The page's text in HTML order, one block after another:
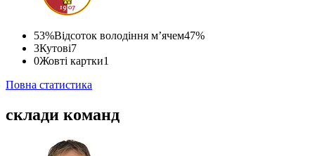
53%Відсоток володіння м’ячем47%
3Кутові7
0Жовті картки1
Повна статистика
склади команд